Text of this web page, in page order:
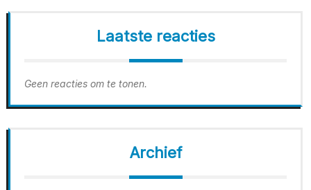
Laatste reacties
Geen reacties om te tonen.
Archief